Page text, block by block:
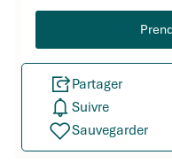
Partager
Suivre
Sauvegarder